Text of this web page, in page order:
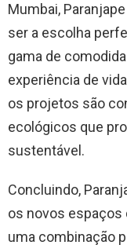
Mumbai,
ser a escolha
gama de
experiência de
os projetos são
ecológicos que
sustentável.
Concluindo,
os novos espaços
uma combinação